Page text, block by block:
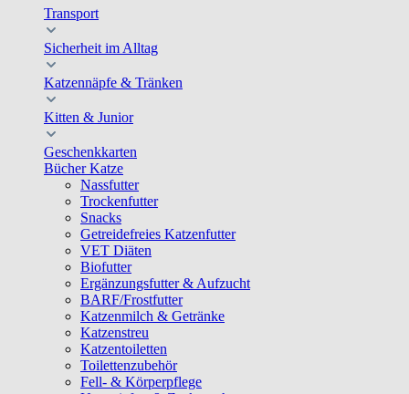
Transport
Sicherheit im Alltag
Katzennäpfe & Tränken
Kitten & Junior
Geschenkkarten
Bücher Katze
Nassfutter
Trockenfutter
Snacks
Getreidefreies Katzenfutter
VET Diäten
Biofutter
Ergänzungsfutter & Aufzucht
BARF/Frostfutter
Katzenmilch & Getränke
Katzenstreu
Katzentoiletten
Toilettenzubehör
Fell- & Körperpflege